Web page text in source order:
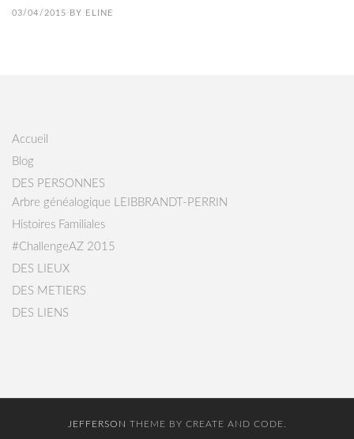
03/04/2015 BY ELINE
Accueil
Blog
DES PERSONNES
Arbre généalogique LEIBBRANDT-PERRIN
Histoires Familiales
#ChallengeAZ 2015
DES LIEUX
DES METIERS
DES LIENS
JEFFERSON THEME BY CREATE AND CODE.